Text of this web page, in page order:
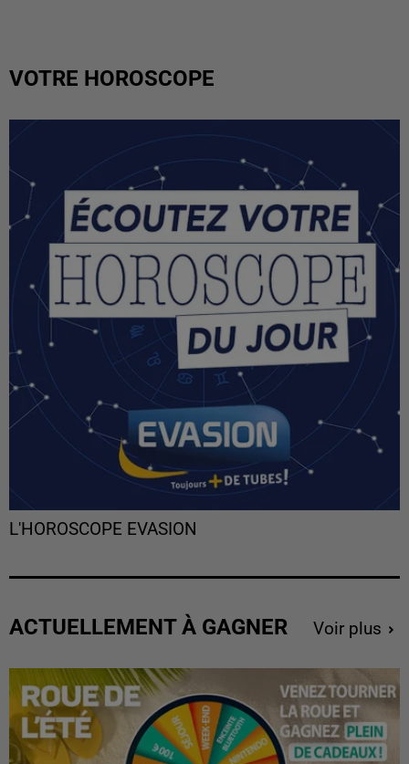
VOTRE HOROSCOPE
L'HOROSCOPE EVASION
ACTUELLEMENT À GAGNER Voir plus